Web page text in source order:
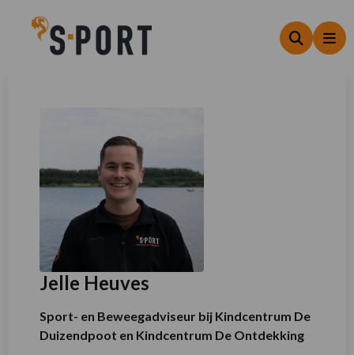
Zoeken
Jelle Heuves
Sport- en Beweegadviseur bij Kindcentrum De
Duizendpoot en Kindcentrum De Ontdekking